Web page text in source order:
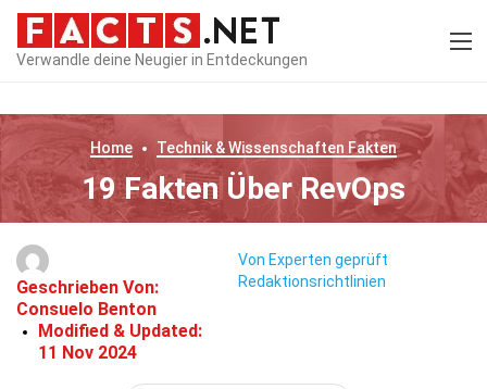
Verwandle deine Neugier in Entdeckungen
Home Technik & Wissenschaften Fakten
19 Fakten Über RevOps
Geschrieben Von:
Consuelo Benton
Modified & Updated:
11 Nov 2024
Von Experten geprüft
Redaktionsrichtlinien